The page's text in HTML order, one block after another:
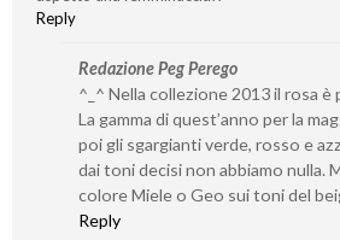
Reply
Redazione Peg Perego
^_^ Nella collezione 2013 il rosa
La gamma di quest’anno per la
poi gli sgargianti verde, rosso e
dai toni decisi non abbiamo nulla.
colore Miele o Geo sui toni del
Reply